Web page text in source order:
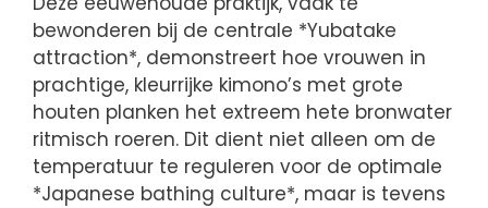
bewonderen bij de centrale *Yubatake
attraction*, demonstreert hoe vrouwen in
prachtige, kleurrijke kimono’s met grote
houten planken het extreem hete bronwater
ritmisch roeren. Dit dient niet alleen om de
temperatuur te reguleren voor de optimale
*Japanese bathing culture*, maar is tevens